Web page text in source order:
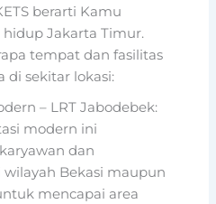
berarti Kamu
hidup Jakarta Timur.
tempat dan fasilitas
di sekitar lokasi:
– LRT Jabodebek:
modern ini
dan
Bekasi maupun
mencapai area